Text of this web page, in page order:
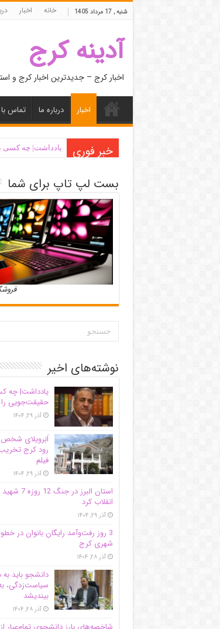
شنبه , 17 مرداد 1405 خانه اخبار
آدینه کرج
اخبار کرج – جدیدترین اخبار کرج و
اخبار درباره ما تماس
خبر فوری یادداشت| ‌چه کسی
بست لپ تاپ برای شما
نوشته‌های اخیر
یادداشت| ‌چه
حقیقت‌جویی را
آذر ۲۹, ۱۴۰۴
اَبَر‌ویلای
رود کرج
فیلم
آذر ۲۹, ۱۴۰۴
استان البرز
انقلاب کرد
آذر ۲۹, ۱۴۰۴
3 روز رفت‌وآمد رایگان بانوان در
شهری کرج
آذر ۲۸, ۱۴۰۴
دانشجو باید به
سیاست‌زدگی،
بیندیشد
آذر ۲۸, ۱۴۰۴